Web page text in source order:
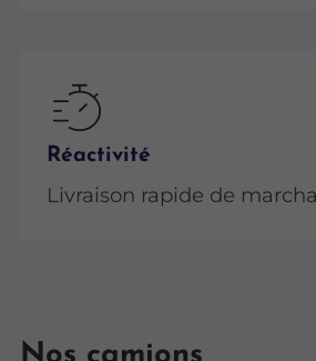
Réactivité
Livraison rapide de